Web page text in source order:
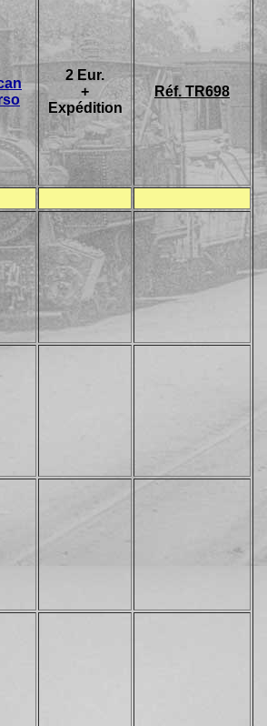
2 Eur.
+
Expédition
Réf. TR698